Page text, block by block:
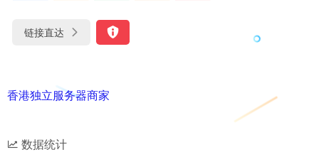
链接直达
香港独立服务器商家
数据统计